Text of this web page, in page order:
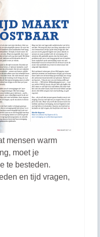
mensen warm
moet je
te besteden.
en tijd vragen,